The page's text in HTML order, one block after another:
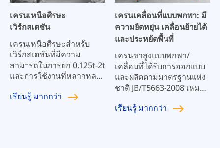
เครนเหนือศีรษะ
เวิร์กสเตชัน
เครนเหนือศีรษะสำหรับ
เวิร์กสเตชันที่มีความ
สามารถในการยก 0.125t-2t
และการใช้งานที่หลากหลาย
เครนเหนือศีรษะสำหรับ
เรียนรู้ มากกว่า
เครนเคลื่อนที่แบบพกพา: มี
ความยืดหยุ่น เคลื่อนย้ายได้
และประหยัดพื้นที่
เครนขาสูงแบบพกพา/
เคลื่อนที่ได้รับการออกแบบ
และผลิตตามมาตรฐานแห่ง
ชาติ JB/T5663-2008 เหมาะ
โรงงานซ่อมรถยนต์ เหมือง
เรียนรู้ มากกว่า